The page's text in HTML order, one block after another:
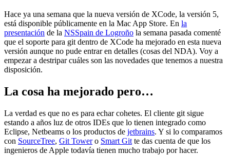
Hace ya una semana que la nueva versión de XCode, la versión 5,
está disponible públicamente en la Mac App Store. En la
presentación de la NSSpain de Logroño la semana pasada comenté
que el soporte para git dentro de XCode ha mejorado en esta nueva
versión aunque no pude entrar en detalles (cosas del NDA). Voy a
empezar a destripar cuáles son las novedades que tenemos a nuestra
disposición.
La cosa ha mejorado pero…
La verdad es que no es para echar cohetes. El cliente git sigue
estando a años luz de otros IDEs que lo tienen integrado como
Eclipse, Netbeams o los productos de jetbrains. Y si lo comparamos
con SourceTree, Git Towero Smart Git te das cuenta de que los
ingenieros de Apple todavía tienen mucho trabajo por hacer.